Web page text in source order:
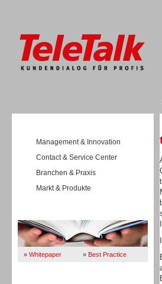
Management & Innovation
Contact & Service Center
Branchen & Praxis
Markt & Produkte
» Whitepaper » Best Practice